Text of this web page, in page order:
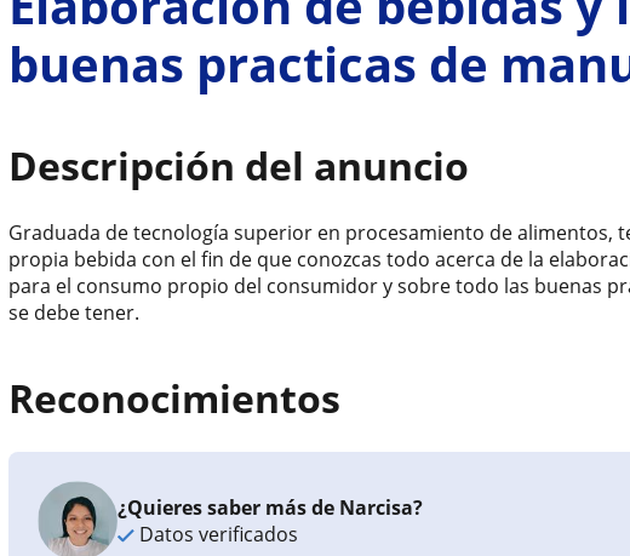
buenas practicas de
Descripción del anuncio
Graduada de tecnología superior en procesamiento de alimentos,
propia bebida con el fin de que conozcas todo acerca de la
para el consumo propio del consumidor y sobre todo las buenas
se debe tener.
Reconocimientos
¿Quieres saber más de Narcisa?
Datos verificados